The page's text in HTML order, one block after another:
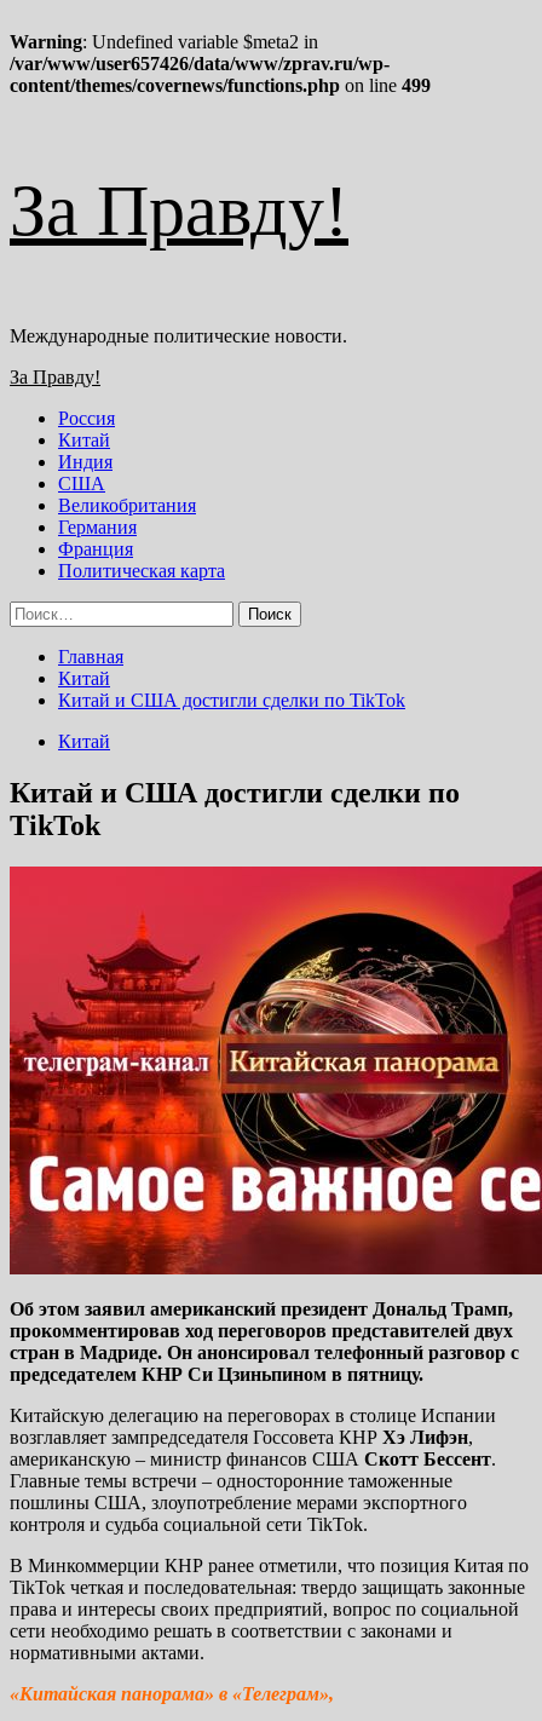
Warning: Undefined variable $meta2 in
/var/www/user657426/data/www/zprav.ru/wp-
content/themes/covernews/functions.php on line 499
к
содержимому
За Правду!
Международные политические новости.
Основное
За Правду!
Россия
Китай
Индия
США
Великобритания
Германия
Франция
Политическая карта
Найти:
Главная
Китай
Китай и США достигли сделки по TikTok
Китай
Китай и США достигли сделки по
TikTok
Об этом заявил американский президент Дональд Трамп,
прокомментировав ход переговоров представителей двух
стран в Мадриде. Он анонсировал телефонный разговор с
председателем КНР Си Цзиньпином в пятницу.
Китайскую делегацию на переговорах в столице Испании
возглавляет зампредседателя Госсовета КНР Хэ Лифэн,
американскую – министр финансов США Скотт Бессент.
Главные темы встречи – односторонние таможенные
пошлины США, злоупотребление мерами экспортного
контроля и судьба социальной сети TikTok.
В Минкоммерции КНР ранее отметили, что позиция Китая по
TikTok четкая и последовательная: твердо защищать законные
права и интересы своих предприятий, вопрос по социальной
сети необходимо решать в соответствии с законами и
нормативными актами.
«Китайская панорама» в «Телеграм»,